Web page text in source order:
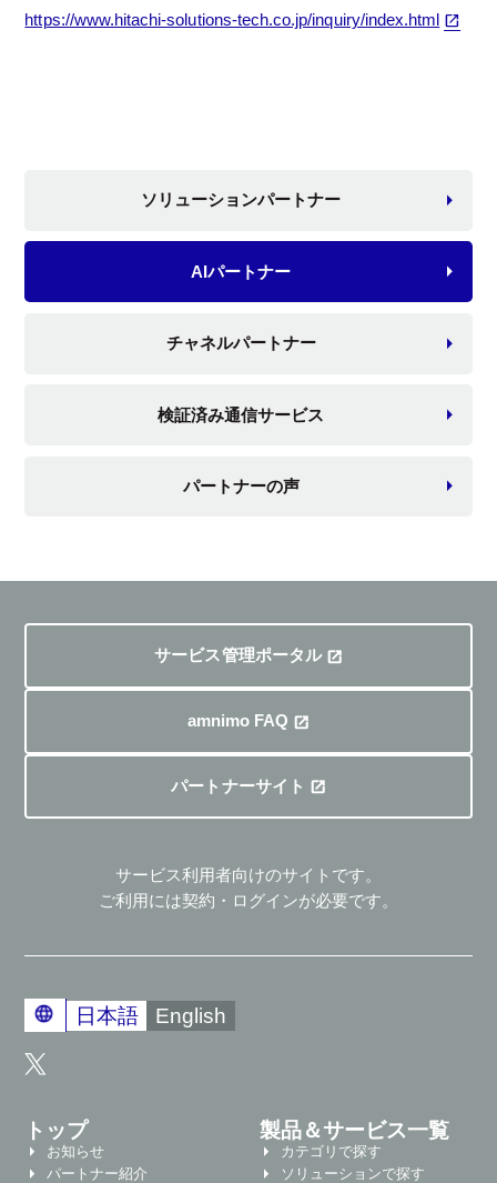
https://www.hitachi-solutions-tech.co.jp/inquiry/index.html
ソリューションパートナー
AIパートナー
チャネルパートナー
検証済み通信サービス
パートナーの声
サービス管理ポータル
amnimo FAQ
パートナーサイト
サービス利用者向けのサイトです。
ご利用には契約・ログインが必要です。
日本語 English
トップ
お知らせ
パートナー紹介
製品＆サービス一覧
カテゴリで探す
ソリューションで探す